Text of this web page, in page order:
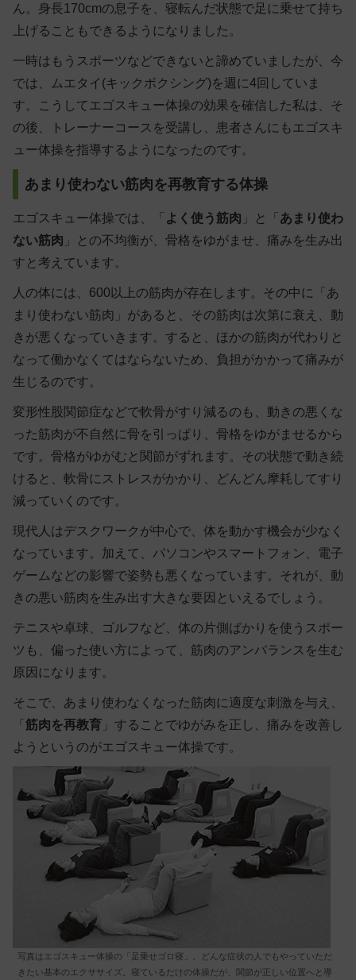
ん。身長170cmの息子を、寝転んだ状態で足に乗せて持ち
上げることもできるようになりました。
一時はもうスポーツなどできないと諦めていましたが、今
では、ムエタイ(キックボクシング)を週に4回していま
す。こうしてエゴスキュー体操の効果を確信した私は、そ
の後、トレーナーコースを受講し、患者さんにもエゴスキ
ュー体操を指導するようになったのです。
あまり使わない筋肉を再教育する体操
エゴスキュー体操では、「 よく使う筋肉 」と「 あまり使わ
ない筋肉 」との不均衡が、骨格をゆがませ、痛みを生み出
すと考えています。
人の体には、600以上の筋肉が存在します。その中に「あ
まり使わない筋肉」があると、その筋肉は次第に衰え、動
きが悪くなっていきます。すると、ほかの筋肉が代わりと
なって働かなくてはならないため、負担がかかって痛みが
生じるのです。
変形性股関節症などで軟骨がすり減るのも、動きの悪くな
った筋肉が不自然に骨を引っぱり、骨格をゆがませるから
です。骨格がゆがむと関節がずれます。その状態で動き続
けると、軟骨にストレスがかかり、どんどん摩耗してすり
減っていくのです。
現代人はデスクワークが中心で、体を動かす機会が少なく
なっています。加えて、パソコンやスマートフォン、電子
ゲームなどの影響で姿勢も悪くなっています。それが、動
きの悪い筋肉を生み出す大きな要因といえるでしょう。
テニスや卓球、ゴルフなど、体の片側ばかりを使うスポー
ツも、偏った使い方によって、筋肉のアンバランスを生む
原因になります。
そこで、あまり使わなくなった筋肉に適度な刺激を与え、
「 筋肉を再教育 」する ことでゆがみを正し、痛みを改善し
ようというのがエゴスキュー体操です。
写真はエゴスキュー体操の「足乗せゴロ寝」。どんな症状の人でもやっていただ
きたい基本のエクササイズ。寝ているだけの体操だが、関節が正しい位置へと導